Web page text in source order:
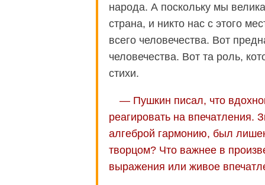
народа. А поскольку мы
страна, и никто нас с этого
всего человечества. Вот
человечества. Вот та роль,
стихи.
— Пушкин писал, что
реагировать на впечатления.
алгеброй гармонию, был
творцом? Что важнее в
выражения или живое